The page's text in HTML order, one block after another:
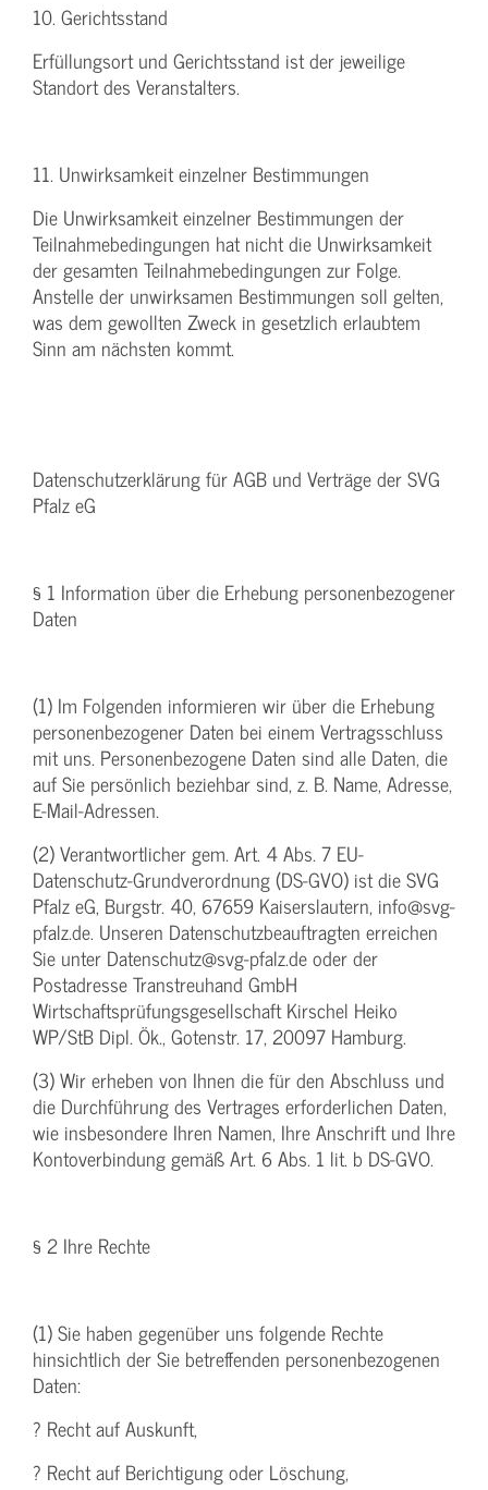
10. Gerichtsstand
Erfüllungsort und Gerichtsstand ist der jeweilige
Standort des Veranstalters.
11. Unwirksamkeit einzelner Bestimmungen
Die Unwirksamkeit einzelner Bestimmungen der
Teilnahmebedingungen hat nicht die Unwirksamkeit
der gesamten Teilnahmebedingungen zur Folge.
Anstelle der unwirksamen Bestimmungen soll gelten,
was dem gewollten Zweck in gesetzlich erlaubtem
Sinn am nächsten kommt.
Datenschutzerklärung für AGB und Verträge der SVG
Pfalz eG
§ 1 Information über die Erhebung personenbezogener
Daten
(1) Im Folgenden informieren wir über die Erhebung
personenbezogener Daten bei einem Vertragsschluss
mit uns. Personenbezogene Daten sind alle Daten, die
auf Sie persönlich beziehbar sind, z. B. Name, Adresse,
E-Mail-Adressen.
(2) Verantwortlicher gem. Art. 4 Abs. 7 EU-
Datenschutz-Grundverordnung (DS-GVO) ist die SVG
Pfalz eG, Burgstr. 40, 67659 Kaiserslautern, info@svg-
pfalz.de. Unseren Datenschutzbeauftragten erreichen
Sie unter Datenschutz@svg-pfalz.de oder der
Postadresse Transtreuhand GmbH
Wirtschaftsprüfungsgesellschaft Kirschel Heiko
WP/StB Dipl. Ök., Gotenstr. 17, 20097 Hamburg.
(3) Wir erheben von Ihnen die für den Abschluss und
die Durchführung des Vertrages erforderlichen Daten,
wie insbesondere Ihren Namen, Ihre Anschrift und Ihre
Kontoverbindung gemäß Art. 6 Abs. 1 lit. b DS-GVO.
§ 2 Ihre Rechte
(1) Sie haben gegenüber uns folgende Rechte
hinsichtlich der Sie betreffenden personenbezogenen
Daten:
? Recht auf Auskunft,
? Recht auf Berichtigung oder Löschung,